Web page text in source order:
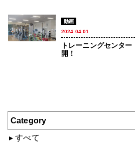
動画
2024.04.01
トレーニングセンタ
開！
Category
すべて